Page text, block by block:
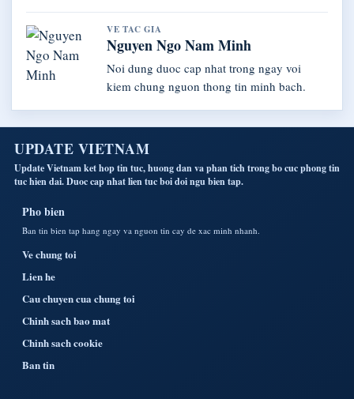
VE TAC GIA
Nguyen Ngo Nam Minh
Noi dung duoc cap nhat trong ngay voi
kiem chung nguon thong tin minh bach.
UPDATE VIETNAM
Update Vietnam ket hop tin tuc, huong dan va phan tich trong bo cuc phong tin
tuc hien dai. Duoc cap nhat lien tuc boi doi ngu bien tap.
Pho bien
Ban tin bien tap hang ngay va nguon tin cay de xac minh nhanh.
Ve chung toi
Lien he
Cau chuyen cua chung toi
Chinh sach bao mat
Chinh sach cookie
Ban tin